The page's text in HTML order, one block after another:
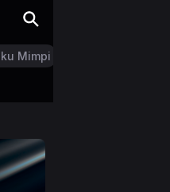
Mimpi